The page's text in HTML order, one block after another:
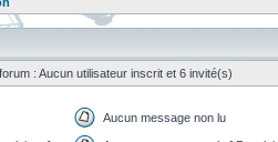
: Aucun utilisateur inscrit et 6 invité(s)
Aucun message non lu